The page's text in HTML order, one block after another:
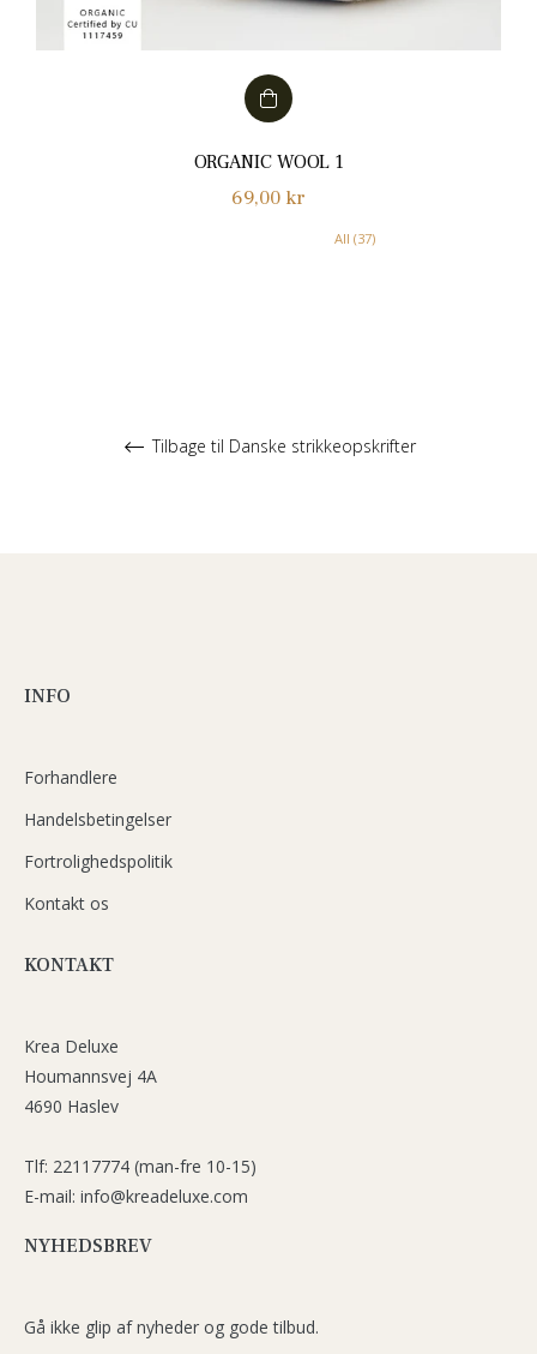
ORGANIC WOOL 1
Normalpris
69,00 kr
All (37)
Tilbage til Danske strikkeopskrifter
INFO
Forhandlere
Handelsbetingelser
Fortrolighedspolitik
Kontakt os
KONTAKT
Krea Deluxe
Houmannsvej 4A
4690 Haslev
Tlf: 22117774 (man-fre 10-15)
E-mail: info@kreadeluxe.com
NYHEDSBREV
Gå ikke glip af nyheder og gode tilbud.